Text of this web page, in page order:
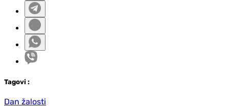
Tagovi :
Dan žalosti